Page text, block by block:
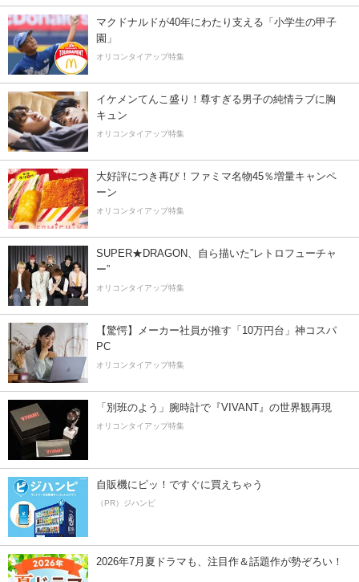
マクドナルドが40年にわたり支える「小学生の甲子
園」
オリコンタイアップ特集
イケメンてんこ盛り！尊すぎる男子の純情ラブに胸
キュン
オリコンタイアップ特集
大好評につき再び！ファミマ名物45％増量キャンペ
ーン
オリコンタイアップ特集
SUPER★DRAGON、自ら描いた”レトロフューチャ
ー”
オリコンタイアップ特集
【驚愕】メーカー社員が推す「10万円台」神コスパ
PC
オリコンタイアップ特集
「別班のよう」腕時計で『VIVANT』の世界観再現
オリコンタイアップ特集
自販機にピッ！ですぐに買えちゃう
（PR）ジハンピ
2026年7月夏ドラマも、注目作＆話題作が勢ぞろい！